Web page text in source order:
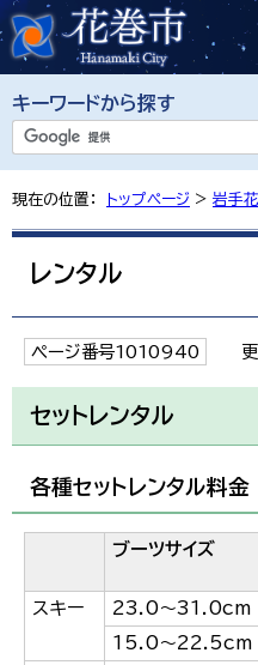
キーワードから探す
現在の位置： トップページ > 岩手
レンタル
ページ番号1010940 更
セットレンタル
各種セットレンタル料金
ブーツサイズ
スキー
23.0～31.0cm
15.0～22.5cm